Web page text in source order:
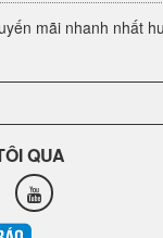
mãi nhanh nhất
QUA